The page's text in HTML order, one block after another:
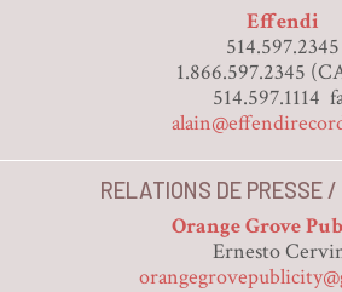
Effendi
514.597.2345
1.866.597.2345
514.597.1114
RELATIONS DE PRESSE
Orange Grove
Ernesto